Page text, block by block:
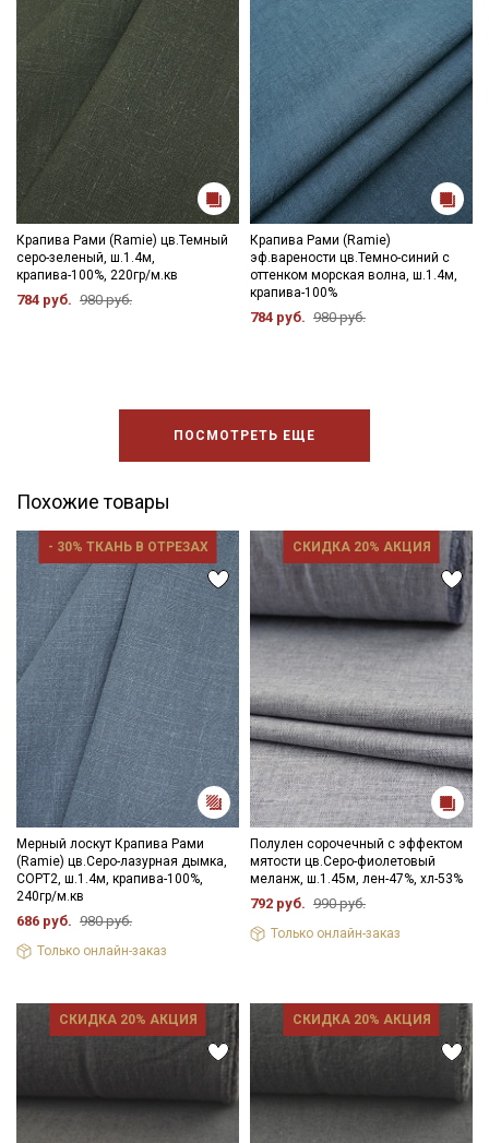
Крапива Рами (Ramie) цв.Темный
серо-зеленый, ш.1.4м,
крапива-100%, 220гр/м.кв
784 руб. 980 руб.
Крапива Рами (Ramie)
эф.варености цв.Темно-синий с
оттенком морская волна, ш.1.4м,
крапива-100%
784 руб. 980 руб.
ПОСМОТРЕТЬ ЕЩЕ
Похожие товары
- 30% ТКАНЬ В ОТРЕЗАХ
Мерный лоскут Крапива Рами
(Ramie) цв.Серо-лазурная дымка,
СОРТ2, ш.1.4м, крапива-100%,
240гр/м.кв
686 руб. 980 руб.
Только онлайн-заказ
СКИДКА 20% АКЦИЯ
Полулен сорочечный с эффектом
мятости цв.Серо-фиолетовый
меланж, ш.1.45м, лен-47%, хл-53%
792 руб. 990 руб.
Только онлайн-заказ
СКИДКА 20% АКЦИЯ СКИДКА 20% АКЦИЯ
Подписаться
Ознакомлен(а) с
Политикой обработки персональных
данных
и даю Согласие на обработку персональных
данных
Согласие на получение рекламных и
информационных рассылок